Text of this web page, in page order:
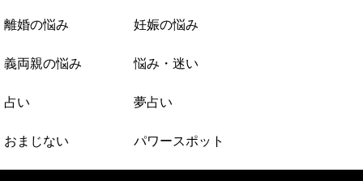
離婚の悩み 妊娠の悩み
義両親の悩み 悩み・迷い
占い 夢占い
おまじない パワースポット